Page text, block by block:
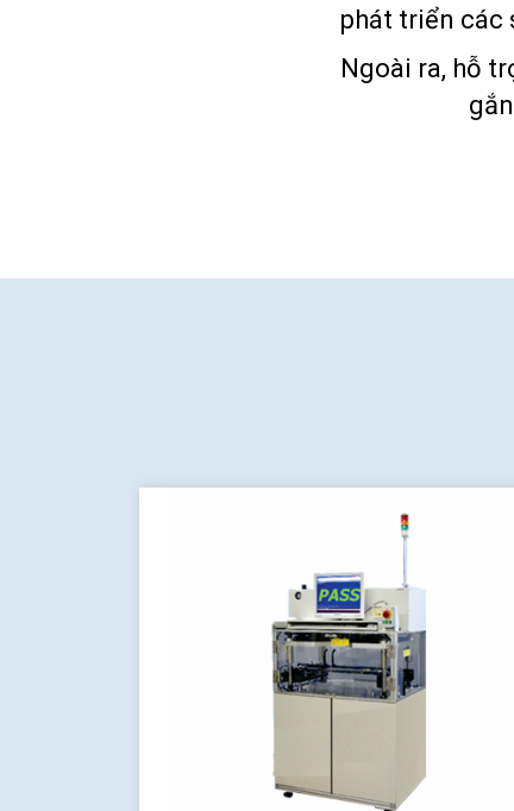
phát triển các
Ngoài ra, hỗ